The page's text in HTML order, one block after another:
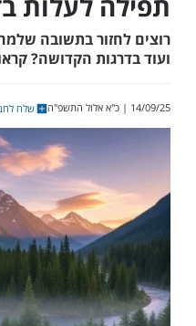
לעלות
בתשובה שלמה?
הקדושה? קראו את
שלח לחבר